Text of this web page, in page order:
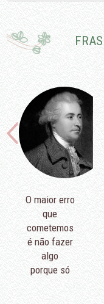
O maior erro
que
cometemos
é não fazer
algo
porque só